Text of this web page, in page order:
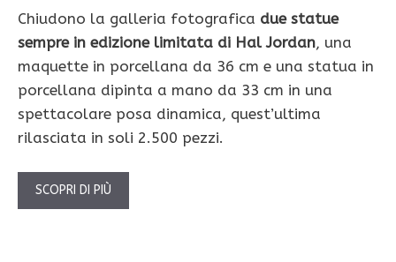
Chiudono la galleria fotografica due statue
sempre in edizione limitata di Hal Jordan, una
maquette in porcellana da 36 cm e una statua in
porcellana dipinta a mano da 33 cm in una
spettacolare posa dinamica, quest’ultima
rilasciata in soli 2.500 pezzi.
SCOPRI DI PIÙ